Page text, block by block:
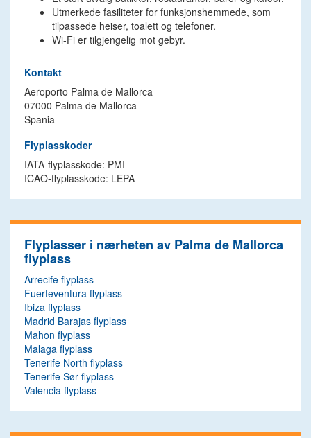
Utmerkede fasiliteter for funksjonshemmede, som
tilpassede heiser, toalett og telefoner.
Wi-Fi er tilgjengelig mot gebyr.
Kontakt
Aeroporto Palma de Mallorca
07000 Palma de Mallorca
Spania
Flyplasskoder
IATA-flyplasskode: PMI
ICAO-flyplasskode: LEPA
Flyplasser i nærheten av Palma de Mallorca
flyplass
Arrecife flyplass
Fuerteventura flyplass
Ibiza flyplass
Madrid Barajas flyplass
Mahon flyplass
Malaga flyplass
Tenerife North flyplass
Tenerife Sør flyplass
Valencia flyplass